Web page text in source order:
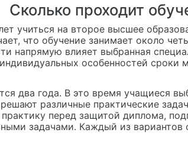
Сколько проходит
учиться на второе высшее
что обучение занимает около
напрямую влияет выбранная
особенностей сроки
два года. В это время учащиеся
различные практические
перед защитой диплома,
задачами. Каждый из